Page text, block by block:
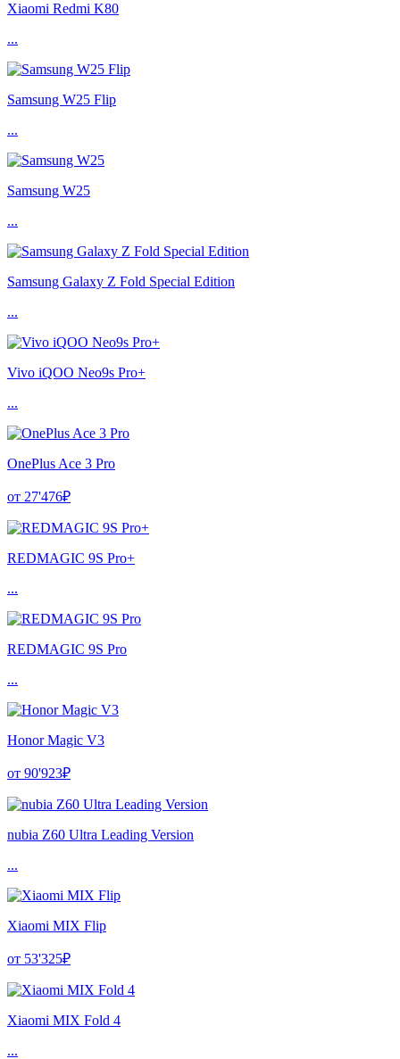
Xiaomi Redmi K80
...
Samsung W25 Flip
...
Samsung W25
...
Samsung Galaxy Z Fold Special Edition
...
Vivo iQOO Neo9s Pro+
...
OnePlus Ace 3 Pro
от 27'476₽
REDMAGIC 9S Pro+
...
REDMAGIC 9S Pro
...
Honor Magic V3
от 90'923₽
nubia Z60 Ultra Leading Version
...
Xiaomi MIX Flip
от 53'325₽
Xiaomi MIX Fold 4
...